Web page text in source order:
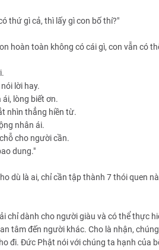
thứ gì cả, thì lấy gì con bố thí?"
hoàn toàn không có cái gì, con vẫn có
lời hay.
lòng biết ơn.
nhìn thẳng hiền từ.
nhân ái.
cho người cần.
dung."
dù là ai, chỉ cần tập thành 7 thói quen
chỉ dành cho người giàu và có thể thực
tâm đến người khác. Cho là nhận,
đi. Đức Phật nói với chúng ta hạnh của